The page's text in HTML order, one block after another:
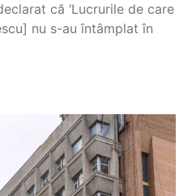
că ‘Lucrurile de care
nu s-au întâmplat în